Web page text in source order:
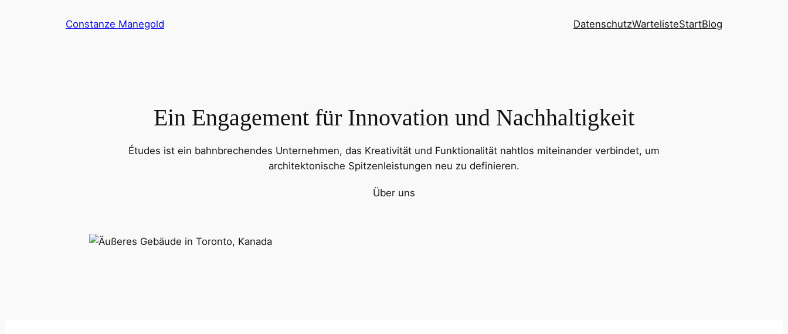
Constanze Manegold DatenschutzWartelisteStartBlog
Ein Engagement für Innovation und Nachhaltigkeit
Études ist ein bahnbrechendes Unternehmen, das Kreativität und Funktionalität nahtlos miteinander verbindet, um
architektonische Spitzenleistungen neu zu definieren.
Über uns